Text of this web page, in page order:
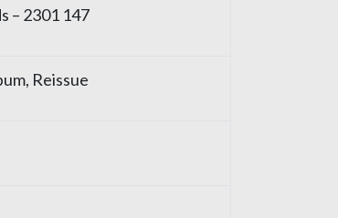
– 2301 147
Reissue